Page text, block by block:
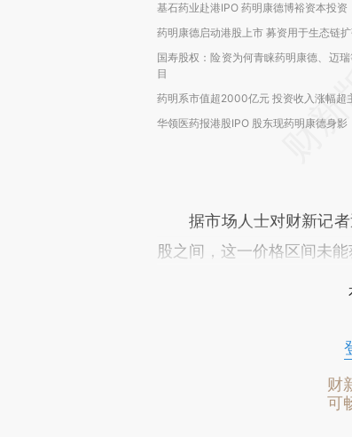
基石药业赴港IPO 药明康德博裕资本投资
药明康德启动港股上市 募资用于生态链
国寿股权：险资为何青睐药明康德、迈
目
药明系市值超2000亿元 投资收入涨幅超
华领医药报港股IPO 股东现药明康德身影
据市场人士对财新记者
股之间，这一价格区间未
财
可